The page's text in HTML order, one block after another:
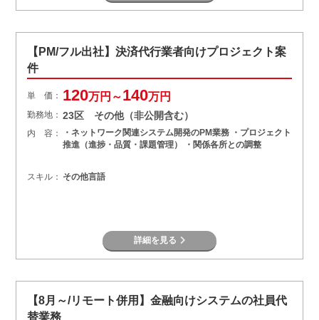
【PM/フル出社】決済代行業者向けプロジェクト案
件
単 価： 120万円～140万円
勤務地： 23区 その他（非公開含む）
内 容：
・ネットワーク関連システム開発のPM業務 ・プロジェクト
推進（進捗・品質・課題管理） ・関係各所との調整
スキル： その他言語
詳細を見る
【8月～/リモート併用】金融向けシステムの社員代
替業務